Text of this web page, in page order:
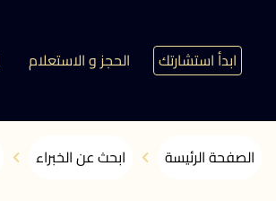
الحجز و الاستعلام ابدأ استشارتك
الصفحة الرئيسة ابحث عن الخبراء